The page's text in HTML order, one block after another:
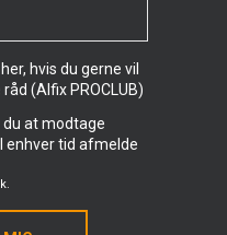
hvis du gerne vil
(Alfix PROCLUB)
at modtage
enhver tid afmelde